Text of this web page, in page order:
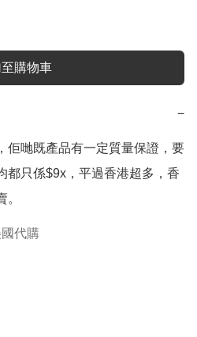
至購物車
−
佢哋既產品有一定質量保證，要
都只係$9x，平過香港超多，香
代購